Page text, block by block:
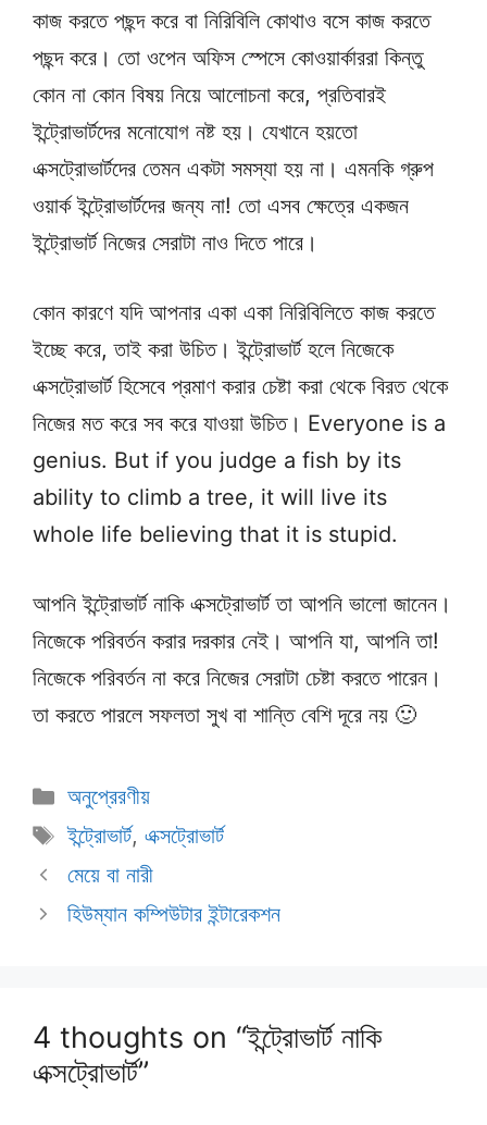
কাজ করতে পছন্দ করে বা নিরিবিলি কোথাও বসে কাজ করতে
পছন্দ করে। তো ওপেন অফিস স্পেসে কোওয়ার্কাররা কিন্তু
কোন না কোন বিষয় নিয়ে আলোচনা করে, প্রতিবারই
ইন্ট্রোভার্টদের মনোযোগ নষ্ট হয়। যেখানে হয়তো
এক্সট্রোভার্টদের তেমন একটা সমস্যা হয় না। এমনকি গ্রুপ
ওয়ার্ক ইন্ট্রোভার্টদের জন্য না! তো এসব ক্ষেত্রে একজন
ইন্ট্রোভার্ট নিজের সেরাটা নাও দিতে পারে।
কোন কারণে যদি আপনার একা একা নিরিবিলিতে কাজ করতে
ইচ্ছে করে, তাই করা উচিত। ইন্ট্রোভার্ট হলে নিজেকে
এক্সট্রোভার্ট হিসেবে প্রমাণ করার চেষ্টা করা থেকে বিরত থেকে
নিজের মত করে সব করে যাওয়া উচিত। Everyone is a
genius. But if you judge a fish by its
ability to climb a tree, it will live its
whole life believing that it is stupid.
আপনি ইন্ট্রোভার্ট নাকি এক্সট্রোভার্ট তা আপনি ভালো জানেন।
নিজেকে পরিবর্তন করার দরকার নেই। আপনি যা, আপনি তা!
নিজেকে পরিবর্তন না করে নিজের সেরাটা চেষ্টা করতে পারেন।
তা করতে পারলে সফলতা সুখ বা শান্তি বেশি দূরে নয় 🙂
Categories
অনুপ্রেরণীয়
Tags
ইন্ট্রোভার্ট, এক্সট্রোভার্ট
মেয়ে বা নারী
হিউম্যান কম্পিউটার ইন্টারেকশন
4 thoughts on “ইন্ট্রোভার্ট নাকি
এক্সট্রোভার্ট”